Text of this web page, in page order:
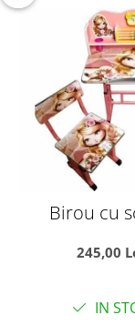
Birou cu
reglabile,
My
245,00
IN